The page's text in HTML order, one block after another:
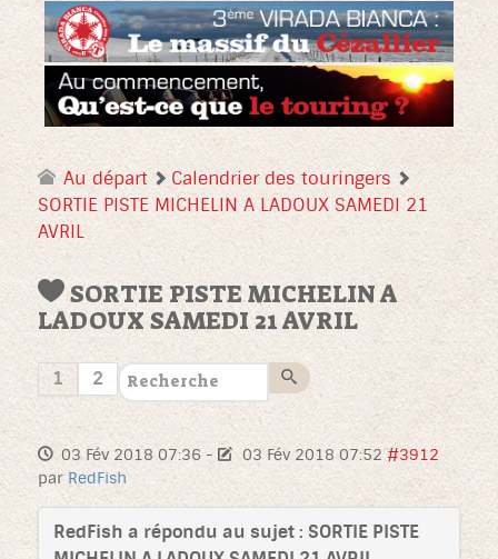
Au départ
Calendrier des touringers
SORTIE PISTE MICHELIN A LADOUX SAMEDI 21
AVRIL
SORTIE PISTE MICHELIN A
LADOUX SAMEDI 21 AVRIL
1 2
03 Fév 2018 07:36 - 03 Fév 2018 07:52 #3912
par RedFish
RedFish a répondu au sujet : SORTIE PISTE